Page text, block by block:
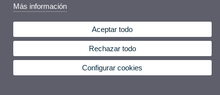
Más información
Aceptar todo
Rechazar todo
Configurar cookies